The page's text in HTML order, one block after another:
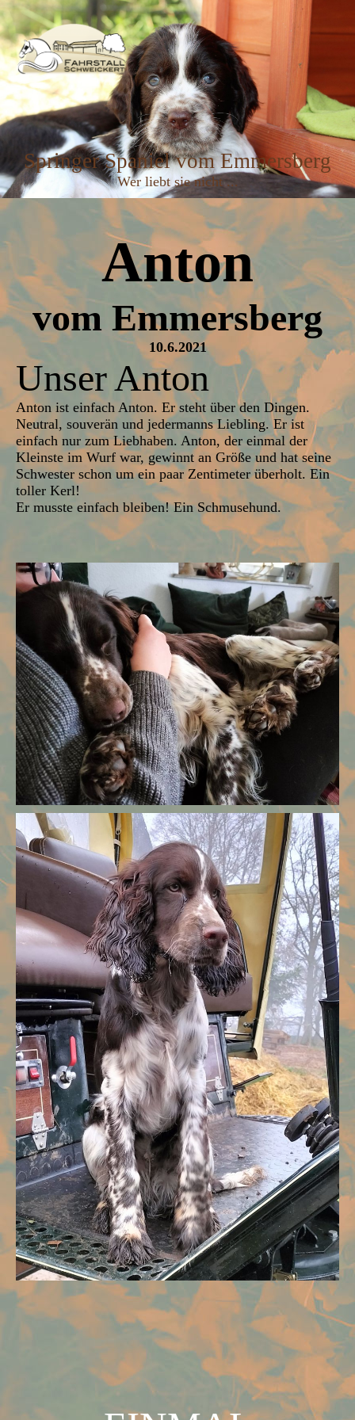
Springer Spaniel vom Emmersberg
Wer liebt sie nicht ...
Anton
vom Emmersberg
10.6.2021
Unser Anton
Anton ist einfach Anton. Er steht über den Dingen.
Neutral, souverän und jedermanns Liebling. Er ist
einfach nur zum Liebhaben. Anton, der einmal der
Kleinste im Wurf war, gewinnt an Größe und hat seine
Schwester schon um ein paar Zentimeter überholt. Ein
toller Kerl!
Er musste einfach bleiben! Ein Schmusehund.